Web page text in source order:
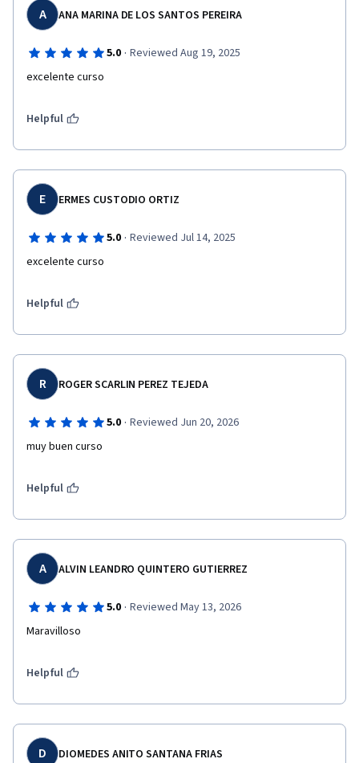
A ANA MARINA DE LOS SANTOS PEREIRA
5.0 · Reviewed Aug 19, 2025
excelente curso
Helpful
E ERMES CUSTODIO ORTIZ
5.0 · Reviewed Jul 14, 2025
excelente curso
Helpful
R ROGER SCARLIN PEREZ TEJEDA
5.0 · Reviewed Jun 20, 2026
muy buen curso
Helpful
A ALVIN LEANDRO QUINTERO GUTIERREZ
5.0 · Reviewed May 13, 2026
Maravilloso
Helpful
D DIOMEDES ANITO SANTANA FRIAS